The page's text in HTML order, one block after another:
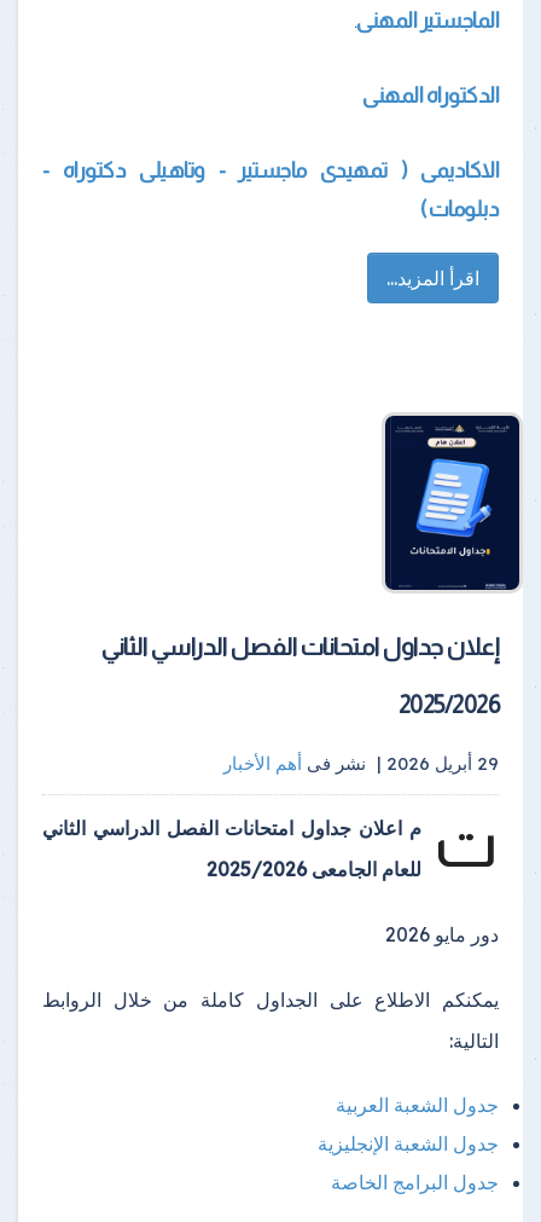
الماجستير المهنى.
الدكتوراه المهنى
الاكاديمى ( تمهيدى ماجستير - وتاهيلى دكتوراه -
دبلومات )
اقرأ المزيد...
إعلان جداول امتحانات الفصل الدراسي الثاني
2025/2026
29 أبريل 2026 | نشر فى أهم الأخبار
ت
م اعلان جداول امتحانات الفصل الدراسي الثاني
للعام الجامعى 2025/2026
دور مايو 2026
يمكنكم الاطلاع على الجداول كاملة من خلال الروابط
التالية:
جدول الشعبة العربية
جدول الشعبة الإنجليزية
جدول البرامج الخاصة